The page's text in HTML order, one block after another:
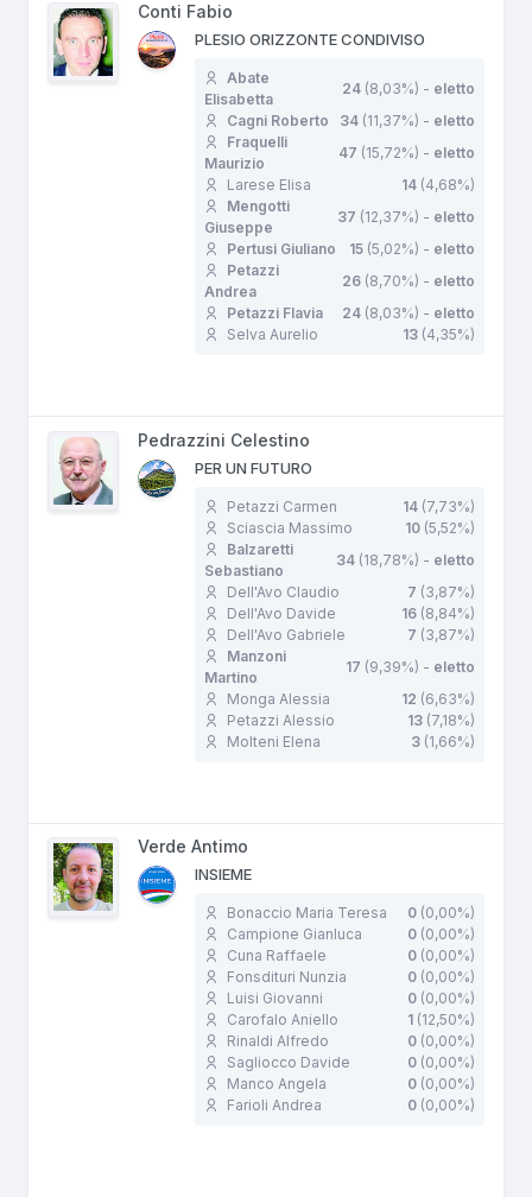
Conti Fabio
PLESIO ORIZZONTE CONDIVISO
Abate
Elisabetta
24 (8,03%) - eletto
Cagni Roberto
34 (11,37%) - eletto
Fraquelli
Maurizio
47 (15,72%) - eletto
Larese Elisa
14 (4,68%)
Mengotti
Giuseppe
37 (12,37%) - eletto
Pertusi Giuliano
15 (5,02%) - eletto
Petazzi
Andrea
26 (8,70%) - eletto
Petazzi Flavia
24 (8,03%) - eletto
Selva Aurelio
13 (4,35%)
Pedrazzini Celestino
PER UN FUTURO
Petazzi Carmen 14 (7,73%)
Sciascia Massimo
10 (5,52%)
Balzaretti
Sebastiano
34 (18,78%) - eletto
Dell'Avo Claudio
7 (3,87%)
Dell'Avo Davide
16 (8,84%)
Dell'Avo Gabriele
7 (3,87%)
Manzoni
Martino
17 (9,39%) - eletto
Monga Alessia
12 (6,63%)
Petazzi Alessio
13 (7,18%)
Molteni Elena
3 (1,66%)
Verde Antimo
INSIEME
Bonaccio Maria Teresa 0 (0,00%)
Campione Gianluca
0 (0,00%)
Cuna Raffaele
0 (0,00%)
Fonsdituri Nunzia
0 (0,00%)
Luisi Giovanni
0 (0,00%)
Carofalo Aniello
1 (12,50%)
Rinaldi Alfredo
0 (0,00%)
Sagliocco Davide
0 (0,00%)
Manco Angela
0 (0,00%)
Farioli Andrea
0 (0,00%)